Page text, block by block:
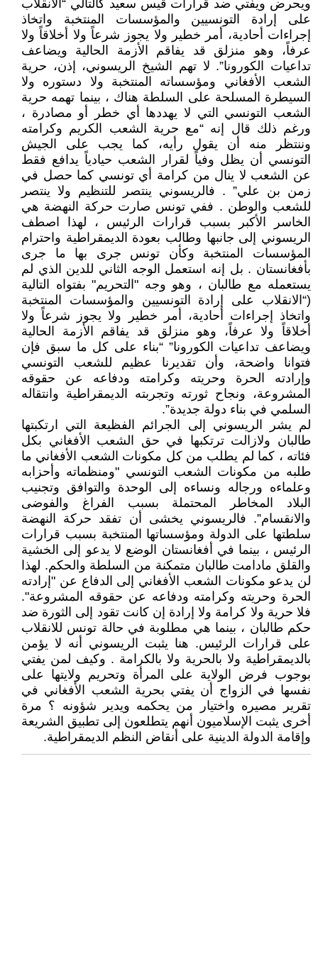
ويحرض ويفتي ضد قرارات قيس سعيد كالتالي “الانقلاب
على إرادة التونسيين والمؤسسات المنتخبة واتخاذ
إجراءات أحادية، أمر خطير ولا يجوز شرعاً ولا أخلاقاً ولا
عرفاً، وهو منزلق قد يفاقم الأزمة الحالية ويضاعف
تداعيات الكورونا”. لا تهم الشيخ الريسوني، إذن، حرية
الشعب الأفغاني ومؤسساته المنتخبة ولا دستوره ولا
السيطرة المسلحة على السلطة هناك ، بينما تهمه حرية
الشعب التونسي التي لا يهددها أي خطر أو مصادرة ،
ورغم ذلك قال إنه “مع حرية الشعب الكريم وكرامته
وننتظر منه أن يقول رأيه، كما يجب على الجيش
التونسي أن يظل وفياً لقرار الشعب حيادياً يدافع فقط
عن الشعب لا ينال من كرامة أي تونسي كما حصل في
زمن بن علي” . فالريسوني ينتصر للتنظيم ولا ينتصر
للشعب والوطن . ففي تونس صارت حركة النهضة هي
الخاسر الأكبر بسبب قرارات الرئيس ، لهذا اصطف
الريسوني إلى جانبها وطالب بعودة الديمقراطية واحترام
المؤسسات المنتخبة وكأن تونس جرى بها ما جرى
بأفغانستان . بل إنه استعمل الوجه الثاني للدين الذي لم
يستعمله مع طالبان ، وهو وجه "التحريم" بفتواه التالية
(“الانقلاب على إرادة التونسيين والمؤسسات المنتخبة
واتخاذ إجراءات أحادية، أمر خطير ولا يجوز شرعاً ولا
أخلاقاً ولا عرفاً، وهو منزلق قد يفاقم الأزمة الحالية
ويضاعف تداعيات الكورونا” “بناء على كل ما سبق فإن
فتوانا واضحة، وأن تقديرنا عظيم للشعب التونسي
وإرادته الحرة وحريته وكرامته ودفاعه عن حقوقه
المشروعة، ونجاح ثورته وتجربته الديمقراطية وانتقاله
السلمي في بناء دولة جديدة”.
لم يشر الريسوني إلى الجرائم الفظيعة التي ارتكبتها
طالبان ولازالت ترتكبها في حق الشعب الأفغاني بكل
فئاته ، كما لم يطلب من كل مكونات الشعب الأفغاني ما
طلبه من مكونات الشعب التونسي "ومنظماته وأحزابه
وعلماءه ورجاله ونساءه إلى الوحدة والتوافق وتجنيب
البلاد المخاطر المحتملة بسبب الفراغ والفوضى
والانقسام”. فالريسوني يخشى أن تفقد حركة النهضة
سلطتها على الدولة ومؤسساتها المنتخبة بسبب قرارات
الرئيس ، بينما في أفغانستان الوضع لا يدعو إلى الخشية
والقلق مادامت طالبان متمكنة من السلطة والحكم. لهذا
لن يدعو مكونات الشعب الأفغاني إلى الدفاع عن "إرادته
الحرة وحريته وكرامته ودفاعه عن حقوقه المشروعة".
فلا حرية ولا كرامة ولا إرادة إن كانت تقود إلى الثورة ضد
حكم طالبان ، بينما هي مطلوبة في حالة تونس للانقلاب
على قرارات الرئيس. هنا يثبت الريسوني أنه لا يؤمن
بالديمقراطية ولا بالحرية ولا بالكرامة . وكيف لمن يفتي
بوجوب فرض الولاية على المرأة وتحريم ولايتها على
نفسها في الزواج أن يفتي بحرية الشعب الأفغاني في
تقرير مصيره واختيار من يحكمه ويدير شؤونه ؟ مرة
أخرى يثبت الإسلاميون أنهم يتطلعون إلى تطبيق الشريعة
وإقامة الدولة الدينية على أنقاض النظم الديمقراطية.